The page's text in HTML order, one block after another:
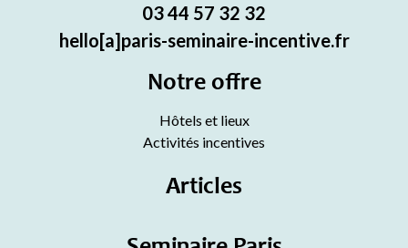
03 44 57 32 32
hello[a]paris-seminaire-incentive.fr
Notre offre
Hôtels et lieux
Activités incentives
Articles